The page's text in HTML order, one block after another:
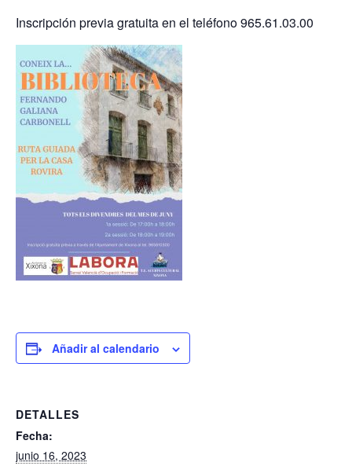
Inscripción previa gratuita en el teléfono 965.61.03.00
Añadir al calendario
DETALLES
Fecha:
junio 16, 2023